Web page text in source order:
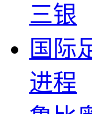
三银
国际
进程